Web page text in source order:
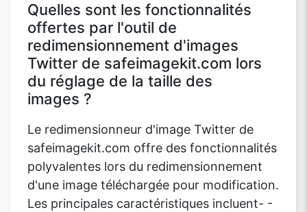
Quelles sont les fonctionnalités
offertes par l'outil de
redimensionnement d'images
Twitter de safeimagekit.com lors
du réglage de la taille des
images ?
Le redimensionneur d'image Twitter de
safeimagekit.com offre des fonctionnalités
polyvalentes lors du redimensionnement
d'une image téléchargée pour modification.
Les principales caractéristiques incluent- -